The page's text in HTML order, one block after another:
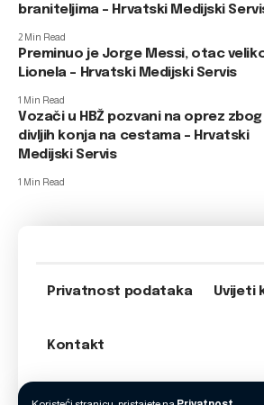
braniteljima – Hrvatski Medijski
2 Min Read
Preminuo je Jorge Messi, otac
Lionela – Hrvatski Medijski Servis
1 Min Read
Vozači u HBŽ pozvani na oprez zbog
divljih konja na cestama – Hrvatski
Medijski Servis
1 Min Read
Privatnost podataka Uvijeti
Kontakt